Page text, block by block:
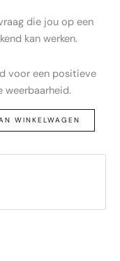
die jou op een
kan werken.
voor een positieve
weerbaarheid.
WINKELWAGEN